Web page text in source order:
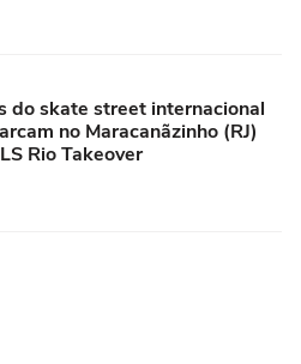
do skate street internacional
no Maracanãzinho (RJ)
Rio Takeover